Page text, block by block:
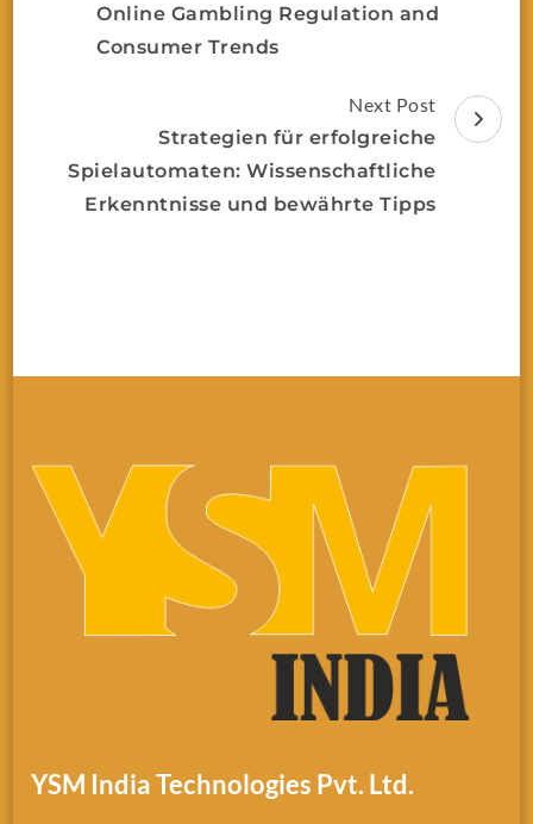
Online Gambling Regulation and
Consumer Trends
Next Post
Strategien für erfolgreiche
Spielautomaten: Wissenschaftliche
Erkenntnisse und bewährte Tipps
YSM India Technologies Pvt. Ltd.